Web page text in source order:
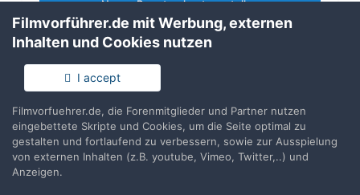
Neues Benutzerkonto erstellen
Du hast bereits ein Benutzerkonto? Melde Dich hier an.
Jetzt anmelden
Filmvorführer.de mit Werbung, externen
Inhalten und Cookies nutzen
I accept
Filmvorfuehrer.de, die Forenmitglieder und Partner nutzen
eingebettete Skripte und Cookies, um die Seite optimal zu
gestalten und fortlaufend zu verbessern, sowie zur Ausspielung
von externen Inhalten (z.B. youtube, Vimeo, Twitter,..) und
Anzeigen.